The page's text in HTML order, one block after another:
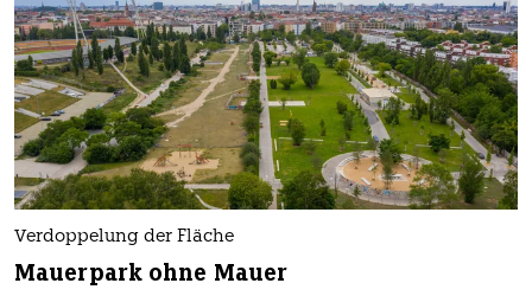
Verdoppelung der Fläche
Mauerpark ohne Mauer